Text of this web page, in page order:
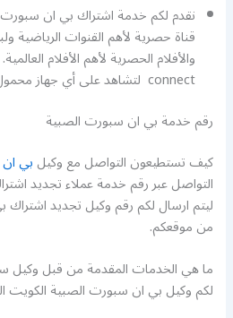
قناة حصرية لأهم القنوات الرياضية
connect لتشاهد على أي جهاز محمول
رقم خدمة بي ان سبورت الصبية
كيف تستطيعون التواصل مع وكيلبي
التواصل عبر رقم خدمة عملاء تجديد
ليتم ارسال لكم رقم وكيل تجديد
من موقعكم.
لكم وكيل بي ان سبورت الصبية الكويت